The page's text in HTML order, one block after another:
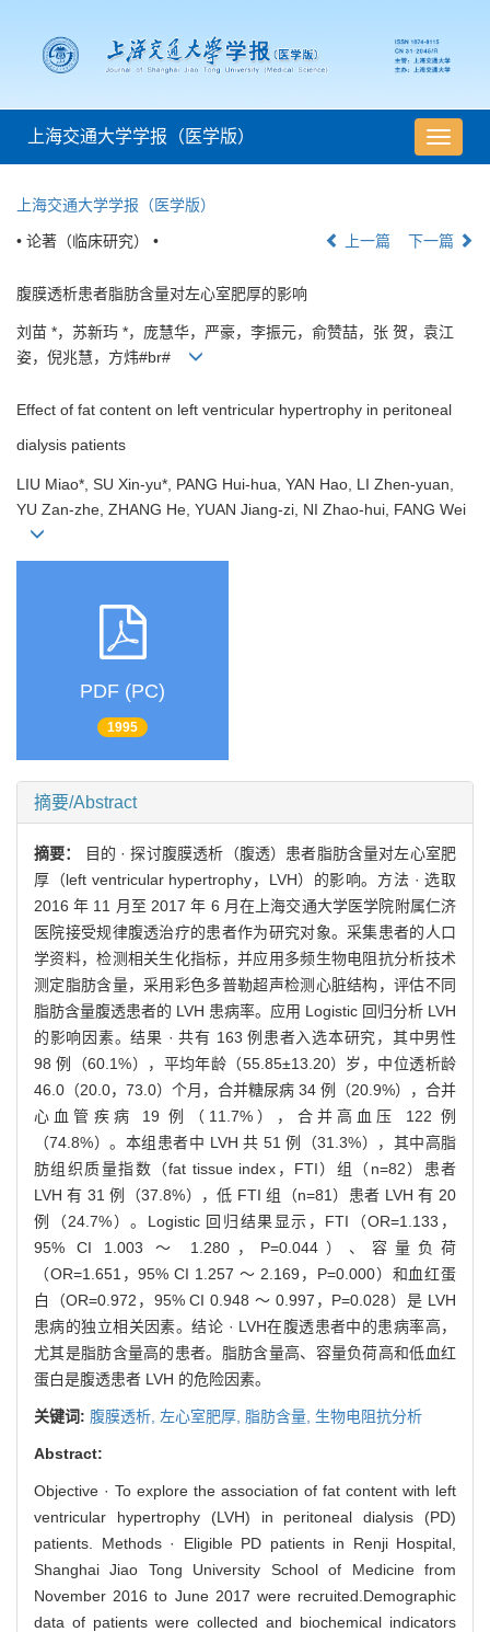
导
航
上海交通大学学报（医学版）
上海交通大学学报（医学版）
• 论著（临床研究） • 上一篇 下一篇
腹膜透析患者脂肪含量对左心室肥厚的影响
刘苗 *，苏新玙 *，庞慧华，严豪，李振元，俞赞喆，张 贺，袁江
姿，倪兆慧，方炜#br#
Effect of fat content on left ventricular hypertrophy in peritoneal
dialysis patients
LIU Miao*, SU Xin-yu*, PANG Hui-hua, YAN Hao, LI Zhen-yuan,
YU Zan-zhe, ZHANG He, YUAN Jiang-zi, NI Zhao-hui, FANG Wei
PDF (PC)
1995
摘要/Abstract
摘要：
目的 · 探讨腹膜透析（腹透）患者脂肪含量对左心室肥
厚（left ventricular hypertrophy，LVH）的影响。方法 · 选取
2016 年 11 月至 2017 年 6 月在上海交通大学医学院附属仁济
医院接受规律腹透治疗的患者作为研究对象。采集患者的人口
学资料，检测相关生化指标，并应用多频生物电阻抗分析技术
测定脂肪含量，采用彩色多普勒超声检测心脏结构，评估不同
脂肪含量腹透患者的 LVH 患病率。应用 Logistic 回归分析 LVH
的影响因素。结果 · 共有 163 例患者入选本研究，其中男性
98 例（60.1%），平均年龄（55.85±13.20）岁，中位透析龄
46.0（20.0，73.0）个月，合并糖尿病 34 例（20.9%），合并
心血管疾病 19 例（11.7%），合并高血压 122 例
（74.8%）。本组患者中 LVH 共 51 例（31.3%），其中高脂
肪组织质量指数（fat tissue index，FTI）组（n=82）患者
LVH 有 31 例（37.8%），低 FTI 组（n=81）患者 LVH 有 20
例（24.7%）。Logistic 回归结果显示，FTI（OR=1.133，
95% CI 1.003 ～ 1.280，P=0.044）、容量负荷
（OR=1.651，95% CI 1.257 ～ 2.169，P=0.000）和血红蛋
白（OR=0.972，95% CI 0.948 ～ 0.997，P=0.028）是 LVH
患病的独立相关因素。结论 · LVH在腹透患者中的患病率高，
尤其是脂肪含量高的患者。脂肪含量高、容量负荷高和低血红
蛋白是腹透患者 LVH 的危险因素。
关键词: 腹膜透析, 左心室肥厚, 脂肪含量, 生物电阻抗分析
Abstract:
Objective · To explore the association of fat content with left
ventricular hypertrophy (LVH) in peritoneal dialysis (PD)
patients. Methods · Eligible PD patients in Renji Hospital,
Shanghai Jiao Tong University School of Medicine from
November 2016 to June 2017 were recruited.Demographic
data of patients were collected and biochemical indicators